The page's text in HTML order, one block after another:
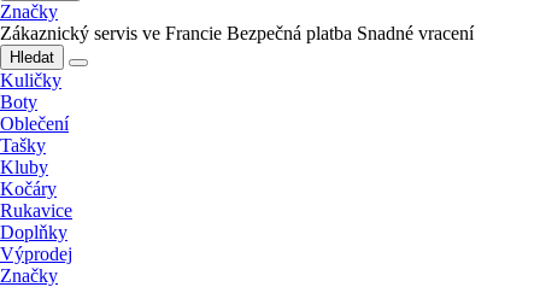
Značky
Zákaznický servis ve Francie Bezpečná platba Snadné vracení
Hledat
Kuličky
Boty
Oblečení
Tašky
Kluby
Kočáry
Rukavice
Doplňky
Výprodej
Značky